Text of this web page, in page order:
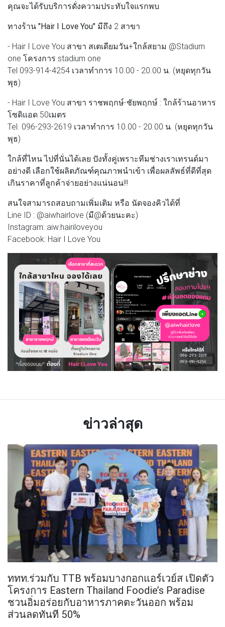
คุณจะได้รับบริการดั่งความประทับใจแรกพบ
ทางร้าน "Hair I Love You" มีถึง 2 สาขา
- Hair I Love You สาขา สเตเดียมวัน+ใกล้สยาม @Stadium
one โครงการ stadium one
Tel 093-914-4254 เวลาทำการ 10.00 - 20.00 น. (หยุดทุกวัน
พุธ)
- Hair I Love You สาขา ราชพฤกษ์-ชัยพฤกษ์ : ใกล้ร้านอาหาร
โซดิแอด 50เมตร
Tel. 096-293-2619 เวลาทำการ 10.00 - 20.00 น. (หยุดทุกวัน
พุธ)
ใกล้ที่ไหน ไปที่นั่นได้เลย ปังทั้งคู่เพราะทีมช่างเราเทรนด์มา
อย่างดี เลือกใช้ผลิตภัณฑ์คุณภาพนำเข้า เพื่อผลลัพธ์ที่ดีที่สุด
เกินราคาที่ลูกค้าจ่ายอย่างแน่นอน!!!
สนใจสามารถสอบถามเพิ่มเติม หรือ นัดจองคิวได้ที่
Line ID : @aiwhairlove (มี@ด้วยนะคะ)
Instagram: aiw.hairiloveyou
Facebook: Hair I Love You
ข่าวล่าสุด
ททท.ร่วมกับ TTB พร้อมบางกอกแอร์เวย์ส เปิดตัว
โครงการ Eastern Thailand Foodie’s Paradise
ชวนอิ่มอร่อยกับอาหารภาคตะวันออก พร้อม
ส่วนลดทันที 50%